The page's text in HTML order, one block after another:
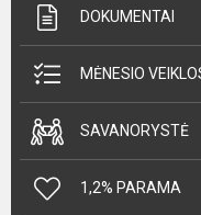
DOKUMENTAI
MĖNESIO
SAVANORYSTĖ
1,2% PARAMA